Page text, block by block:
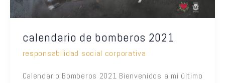
calendario de bomberos 2021
responsabilidad social corporativa
Calendario Bomberos 2021 Bienvenidos a mi último